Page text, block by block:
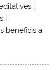
i
i
beneficis a